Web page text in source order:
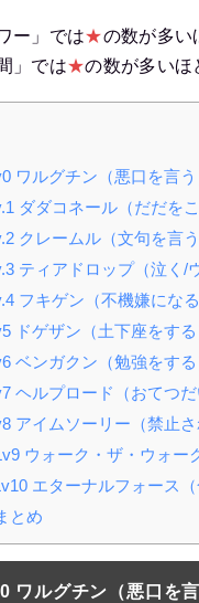
ー」では★の数が多い
」では★の数が多いほ
ワルグチン（悪口を言う
ダダコネール（だだをこ
クレームル（文句を言う
ティアドロップ（泣く/
フキゲン（不機嫌になる
ドゲザン（土下座をする
ベンガクン（勉強をする
ヘルプロード（おてつだ
アイムソーリー（禁止
ウォーク・ザ・ウォー
エターナルフォース（
とめ
ワルグチン（悪口を言